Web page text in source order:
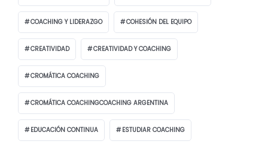
COACHING Y LIDERAZGO COHESIÓN DEL EQUIPO
CREATIVIDAD CREATIVIDAD Y COACHING
CROMÁTICA COACHING
CROMÁTICA COACHINGCOACHING ARGENTINA
EDUCACIÓN CONTINUA ESTUDIAR COACHING